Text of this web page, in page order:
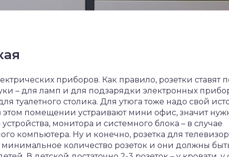
приборов. Как правило, розетки ставят
– для ламп и для подзарядки электронных
туалетного столика. Для утюга тоже надо свой
этом помещении устраивают мини офис, значит
монитора и системного блока – в случае
компьютера. Ну и конечно, розетка для
количество розеток и они должны